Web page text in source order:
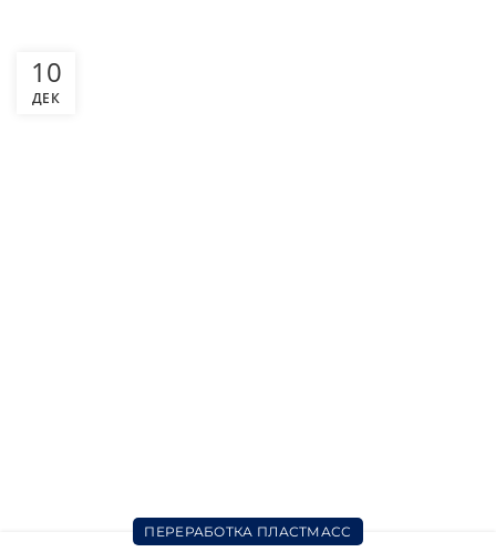
10
ДЕК
ПЕРЕРАБОТКА ПЛАСТМАСС